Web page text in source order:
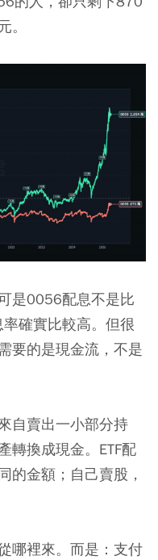
是0056配息不是比
確實比較高。但很
要的是現金流，不是
自賣出一小部分持
轉換成現金。ETF配
的金額；自己賣股，
哪裡來。而是：支付